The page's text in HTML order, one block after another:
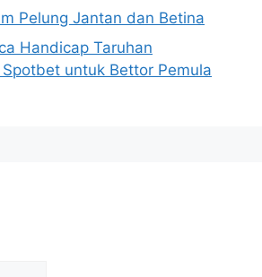
Pelung Jantan dan Betina
Handicap Taruhan
untuk Bettor Pemula